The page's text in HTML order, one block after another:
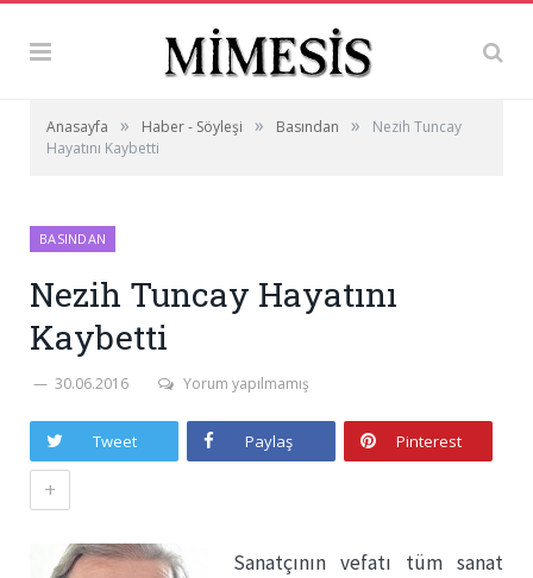
Anasayfa » Haber - Söyleşi » Basından »
Nezih Tuncay
Hayatını Kaybetti
BASINDAN
Nezih Tuncay Hayatını
Kaybetti
30.06.2016 Yorum yapılmamış
Tweet Paylaş Pinterest
+
Sanatçının vefatı tüm sanat